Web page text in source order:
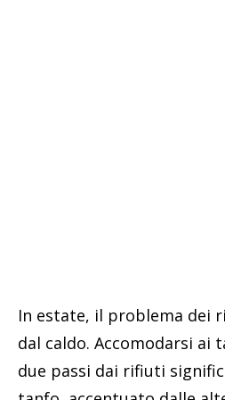
In estate, il problema dei
dal caldo. Accomodarsi ai
due passi dai rifiuti